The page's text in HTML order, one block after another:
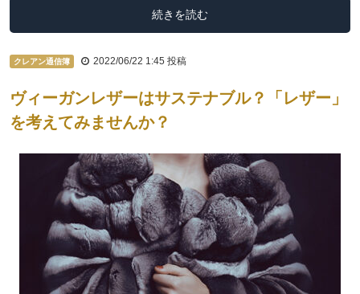
続きを読む
クレアン通信簿 2022/06/22 1:45 投稿
ヴィーガンレザーはサステナブル？「レザー」
を考えてみませんか？